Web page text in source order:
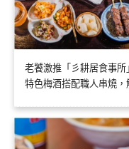
老饕激推「彡耕居食事
特色梅酒搭配職人串燒，